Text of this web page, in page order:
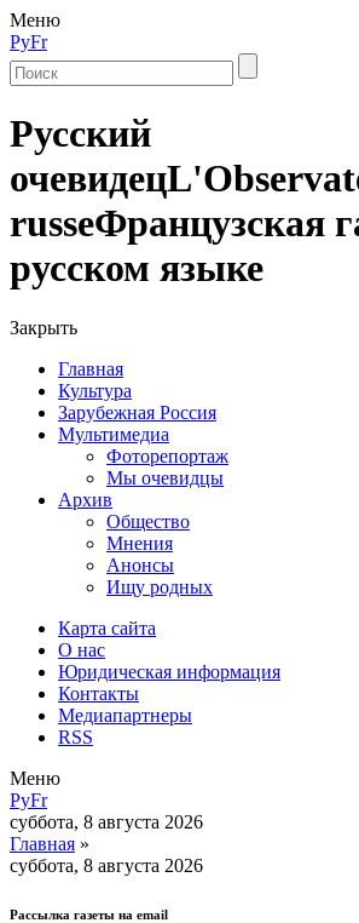
Меню
РуFr
Русский
очевидец
russeФранцузская
русском языке
Закрыть
Главная
Культура
Зарубежная Россия
Мультимедиа
Фоторепортаж
Мы очевидцы
Архив
Общество
Мнения
Анонсы
Ищу родных
Карта сайта
О нас
Юридическая информация
Контакты
Медиапартнеры
RSS
Меню
РуFr
суббота, 8 августа 2026
Главная »
суббота, 8 августа 2026
Рассылка газеты на email